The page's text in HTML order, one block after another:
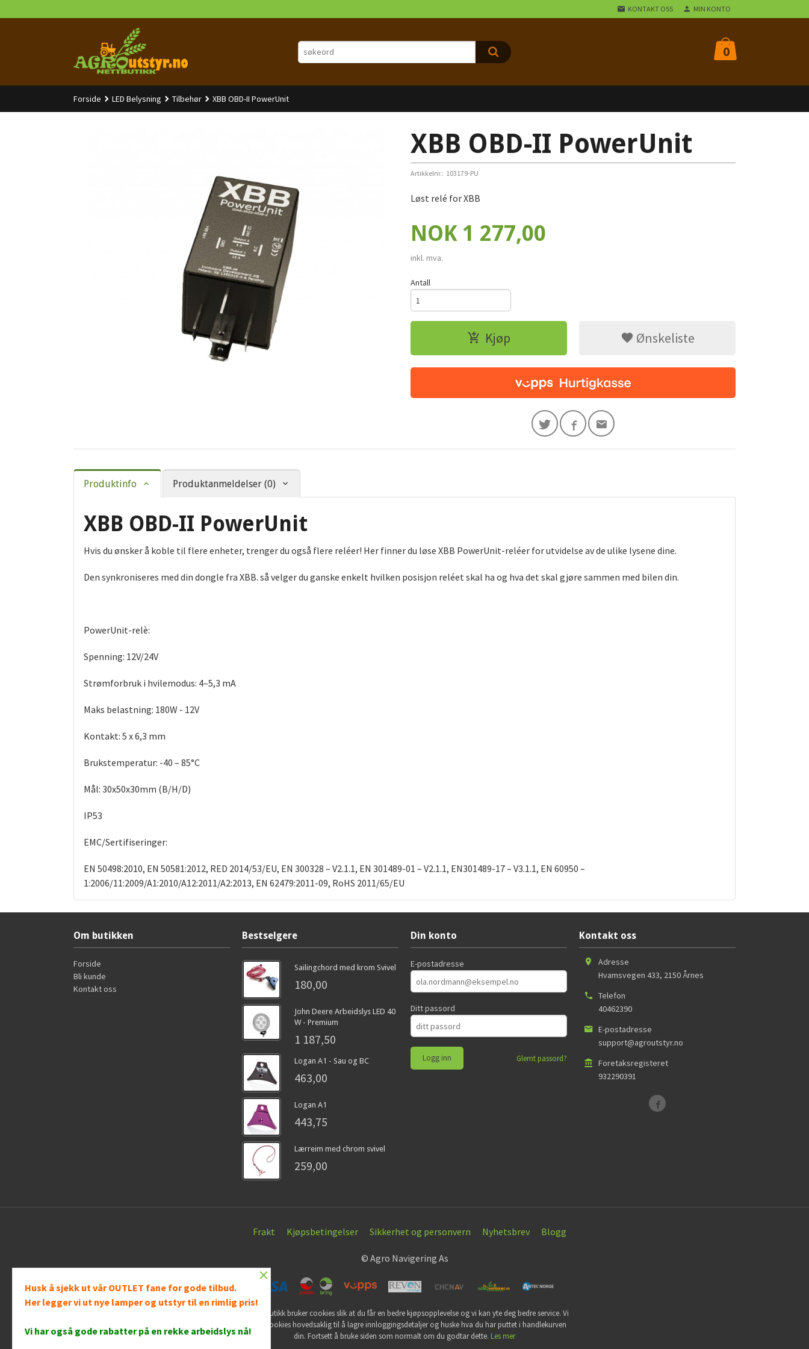
til
KONTAKT OSS MIN KONTO
0
Forside LED Belysning Tilbehør XBB OBD-II PowerUnit
XBB OBD-II PowerUnit
Artikkelnr.: 103179-PU
Løst relé for XBB
Pris
NOK 1 277,00
inkl. mva.
Antall
Kjøp Ønskeliste
Produktinfo Produktanmeldelser (0)
XBB OBD-II PowerUnit
Hvis du ønsker å koble til flere enheter, trenger du også flere reléer! Her finner du løse XBB PowerUnit-reléer for utvidelse av de ulike lysene dine.
Den synkroniseres med din dongle fra XBB. så velger du ganske enkelt hvilken posisjon reléet skal ha og hva det skal gjøre sammen med bilen din.
PowerUnit-relè:
Spenning: 12V/24V
Strømforbruk i hvilemodus: 4–5,3 mA
Maks belastning: 180W - 12V
Kontakt: 5 x 6,3 mm
Brukstemperatur: -40 – 85°C
Mål: 30x50x30mm (B/H/D)
IP53
EMC/Sertifiseringer:
EN 50498:2010, EN 50581:2012, RED 2014/53/EU, EN 300328 – V2.1.1, EN 301489-01 – V2.1.1, EN301489-17 – V3.1.1, EN 60950 –
1:2006/11:2009/A1:2010/A12:2011/A2:2013, EN 62479:2011-09, RoHS 2011/65/EU
Om butikken
Forside
Bli kunde
Kontakt oss
Bestselgere
Sailingchord med krom Svivel
180,00
John Deere Arbeidslys LED 40
W - Premium
1 187,50
Logan A1 - Sau og BC
463,00
Logan A1
443,75
Lærreim med chrom svivel
259,00
Din konto
E-postadresse
Ditt passord
Glemt passord?
Kontakt oss
Adresse
Hvamsvegen 433, 2150Årnes
Telefon
40462390
E-postadresse
support@agroutstyr.no
Foretaksregisteret
932290391
Frakt Kjøpsbetingelser Sikkerhet og personvern Nyhetsbrev Blogg
© Agro Navigering As
Vår nettbutikk bruker cookies slik at du får en bedre kjøpsopplevelse og vi kan yte deg bedre service. Vi
bruker cookies hovedsaklig til å lagre innloggingsdetaljer og huske hva du har puttet i handlekurven
din. Fortsett å bruke siden som normalt om du godtar dette. Les mer
×
Husk å sjekk ut vår OUTLET fane for gode tilbud.
Her legger vi ut nye lamper og utstyr til en rimlig pris!
Vi har også gode rabatter på en rekke arbeidslys nå!